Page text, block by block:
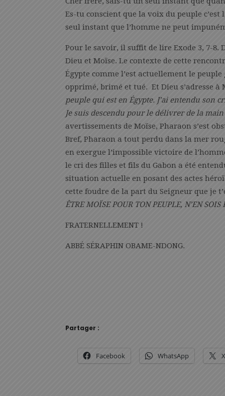
Es-tu conscient que la voix du peuple
seul instant que l’homme ne peut
Pour le savoir, il suffit de lire Exode 3, 7-8.
Dieu et Moïse. Le contexte de cette
Égypte comme l’est actuellement le
opprimé, brimé et tué. Et Dieu s’adresse à
peuple qui est en Égypte. J’ai entendu son
Je suis descendu pour le délivrer de la
avertissements de Moïse, Pharaon s’est
Bref, Pharaon a tout perdu dans la mer
en exergue l’impossible victoire de
le cri des filles et fils du Gabon a été
situation actuelle en posant des actes
cette foudre de la part du Seigneur que je
ÊTRE MOÏSE POUR TON PEUPLE, N’EN
FRATERNELLEMENT !
ABBÉ SÉRAPHIN OBAME-NDONG.
Partager :
Facebook WhatsApp X